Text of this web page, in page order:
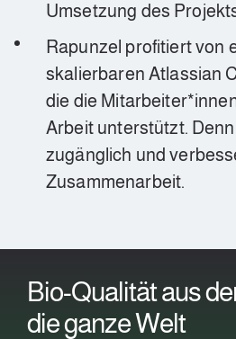
Umsetzung des
Rapunzel profitiert von
skalierbaren Atlassian
die die
Arbeit unterstützt.
zugänglich und
Zusammenarbeit.
Bio-Qualität aus
die ganze Welt